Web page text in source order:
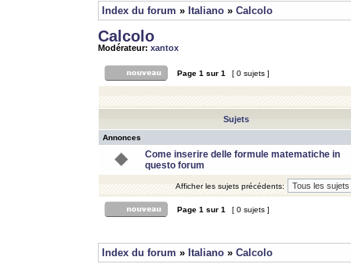
Index du forum » Italiano » Calcolo
Calcolo
Modérateur: xantox
Page 1 sur 1 [ 0 sujets ]
Sujets
Annonces
Come inserire delle formule matematiche in
questo forum
Afficher les sujets précédents:
Page 1 sur 1 [ 0 sujets ]
Index du forum » Italiano » Calcolo